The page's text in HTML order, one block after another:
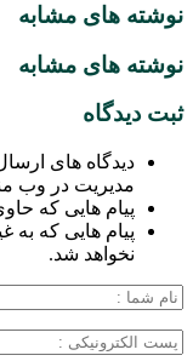
نوشته های مشابه
نوشته های مشابه
ثبت دیدگاه
دیدگاه های
مدیریت در وب
پیام هایی که
پیام هایی که به
نخواهد شد.